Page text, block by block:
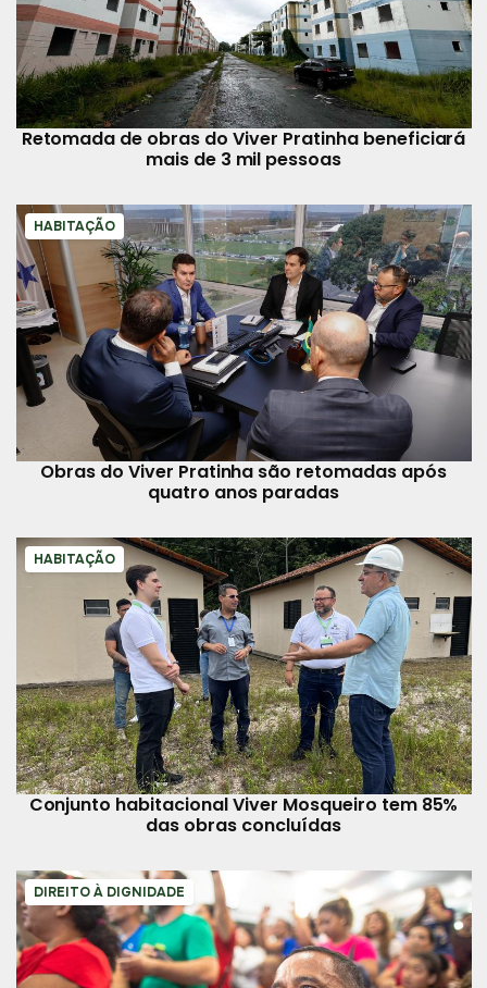
Retomada de obras do Viver Pratinha beneficiará
mais de 3 mil pessoas
HABITAÇÃO
Obras do Viver Pratinha são retomadas após
quatro anos paradas
HABITAÇÃO
Conjunto habitacional Viver Mosqueiro tem 85%
das obras concluídas
DIREITO À DIGNIDADE